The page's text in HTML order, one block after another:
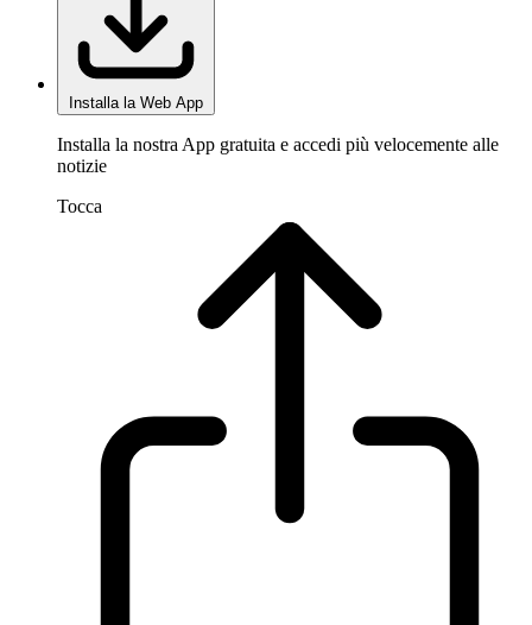
Installa la Web App
Installa la nostra App gratuita e accedi più velocemente alle
notizie
Tocca